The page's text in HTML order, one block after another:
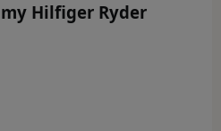
Engelsrufer
Hilfiger Ryder